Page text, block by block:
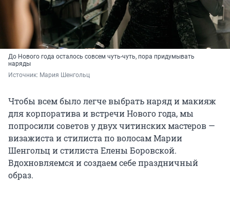
До Нового года осталось совсем чуть-чуть, пора придумывать
наряды
Источник: Мария Шенгольц
Чтобы всем было легче выбрать наряд и макияж
для корпоратива и встречи Нового года, мы
попросили советов у двух читинских мастеров —
визажиста и стилиста по волосам Марии
Шенгольц и стилиста Елены Боровской.
Вдохновляемся и создаем себе праздничный
образ.